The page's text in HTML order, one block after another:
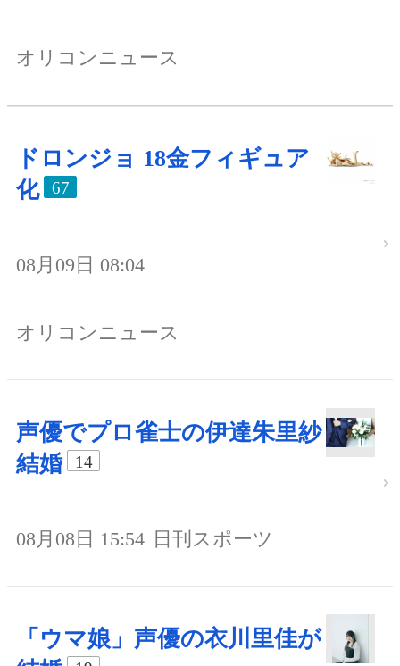
オリコンニュース
ドロンジョ 18金フィギュア
化
67
08月09日 08:04
オリコンニュース
声優でプロ雀士の伊達朱里紗
結婚
14
08月08日 15:54 日刊スポーツ
「ウマ娘」声優の衣川里佳が